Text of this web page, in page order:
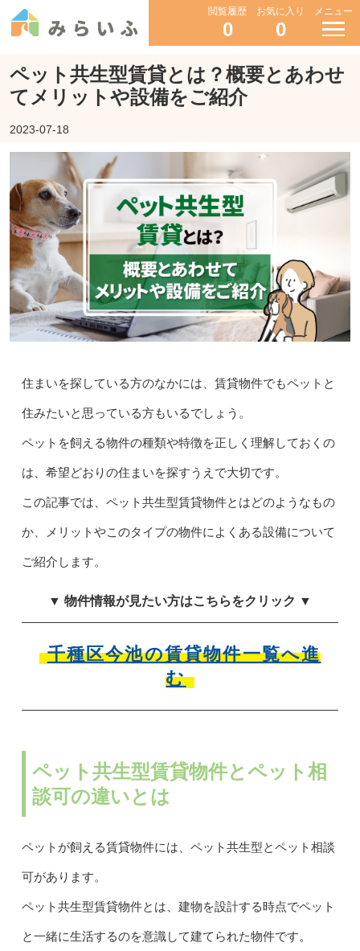
閲覧履歴
0
お気に入り
0
メニュー
ペット共生型賃貸とは？概要とあわせ
てメリットや設備をご紹介
2023-07-18
住まいを探している方のなかには、賃貸物件でもペットと
住みたいと思っている方もいるでしょう。
ペットを飼える物件の種類や特徴を正しく理解しておくの
は、希望どおりの住まいを探すうえで大切です。
この記事では、ペット共生型賃貸物件とはどのようなもの
か、メリットやこのタイプの物件によくある設備について
ご紹介します。
▼ 物件情報が見たい方はこちらをクリック ▼
千種区今池の賃貸物件一覧へ進
む
ペット共生型賃貸物件とペット相
談可の違いとは
ペットが飼える賃貸物件には、ペット共生型とペット相談
可があります。
ペット共生型賃貸物件とは、建物を設計する時点でペット
と一緒に生活するのを意識して建てられた物件です。